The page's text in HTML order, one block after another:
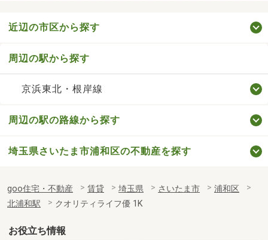
近辺の市区から探す
周辺の駅から探す
京浜東北・根岸線
周辺の駅の路線から探す
埼玉県さいたま市浦和区の不動産を探す
goo住宅・不動産 賃貸 埼玉県 さいたま市
浦和区
北浦和駅
クオリティライフ優 1K
お役立ち情報